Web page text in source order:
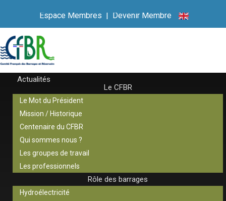
Espace Membres | Devenir Membre
Actualités
Le CFBR
Le Mot du Président
Mission / Historique
Centenaire du CFBR
Qui sommes nous ?
Les groupes de travail
Les professionnels
Rôle des barrages
Hydroélectricité